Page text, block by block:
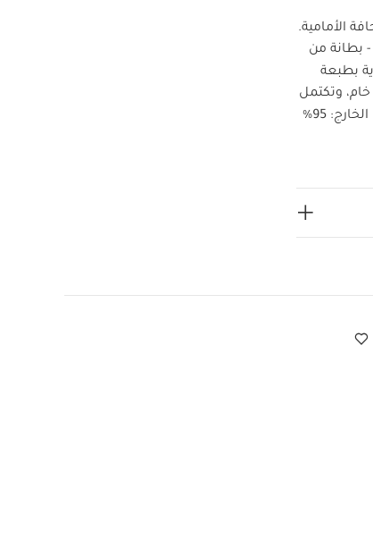
الأمامية.
- مزينة بطبعة فراولة - حافة بكشكشة مع تشطيب بحافة خام - واقٍ أمامي ناعم مبطن بالفوم - بطانة من
بطبعة
وتكتمل
الخارج: 95%